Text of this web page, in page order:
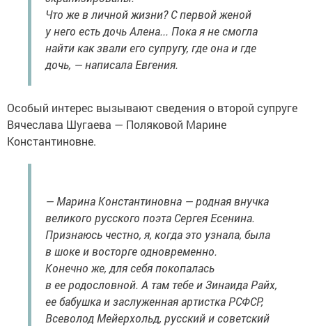
Что же в личной жизни? С первой женой
у него есть дочь Алена... Пока я не смогла
найти как звали его супругу, где она и где
дочь, — написала Евгения.
Особый интерес вызывают сведения о второй супруге
Вячеслава Шугаева — Поляковой Марине
Константиновне.
— Марина Константиновна — родная внучка
великого русского поэта Сергея Есенина.
Признаюсь честно, я, когда это узнала, была
в шоке и восторге одновременно.
Конечно же, для себя покопалась
в ее родословной. А там тебе и Зинаида Райх,
ее бабушка и заслуженная артистка РСФСР,
Всеволод Мейерхольд, русский и советский